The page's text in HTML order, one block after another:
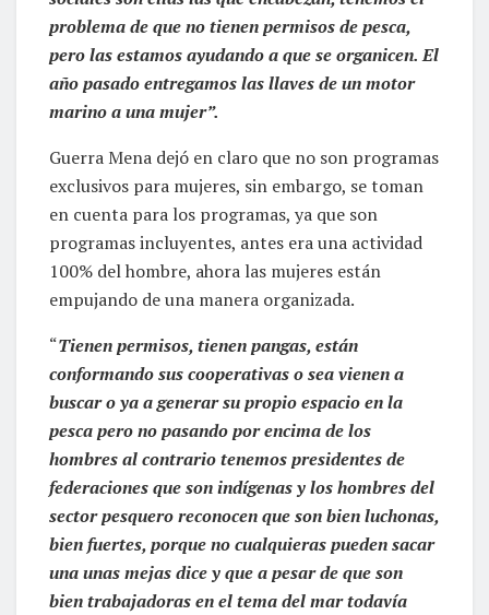
problema de que no tienen permisos de pesca,
pero las estamos ayudando a que se organicen. El
año pasado entregamos las llaves de un motor
marino a una mujer”.
Guerra Mena dejó en claro que no son programas
exclusivos para mujeres, sin embargo, se toman
en cuenta para los programas, ya que son
programas incluyentes, antes era una actividad
100% del hombre, ahora las mujeres están
empujando de una manera organizada.
“Tienen permisos, tienen pangas, están
conformando sus cooperativas o sea vienen a
buscar o ya a generar su propio espacio en la
pesca pero no pasando por encima de los
hombres al contrario tenemos presidentes de
federaciones que son indígenas y los hombres del
sector pesquero reconocen que son bien luchonas,
bien fuertes, porque no cualquieras pueden sacar
una unas mejas dice y que a pesar de que son
bien trabajadoras en el tema del mar todavía